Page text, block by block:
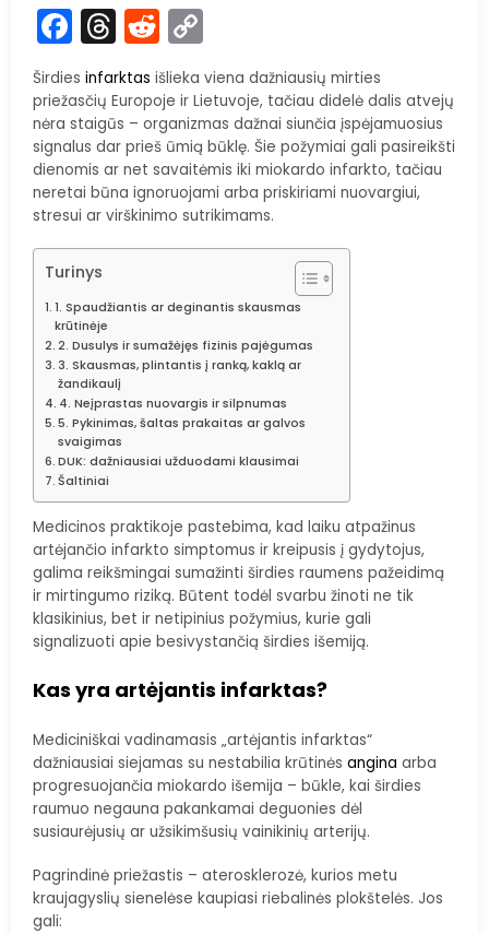
Facebook
Threads
Reddit
Link
Širdies infarktas išlieka viena dažniausių mirties
priežasčių Europoje ir Lietuvoje, tačiau didelė dalis atvejų
nėra staigūs – organizmas dažnai siunčia įspėjamuosius
signalus dar prieš ūmią būklę. Šie požymiai gali pasireikšti
dienomis ar net savaitėmis iki miokardo infarkto, tačiau
neretai būna ignoruojami arba priskiriami nuovargiui,
stresui ar virškinimo sutrikimams.
Turinys
1. Spaudžiantis ar deginantis skausmas
krūtinėje
2. Dusulys ir sumažėjęs fizinis pajėgumas
3. Skausmas, plintantis į ranką, kaklą ar
žandikaulį
4. Neįprastas nuovargis ir silpnumas
5. Pykinimas, šaltas prakaitas ar galvos
svaigimas
DUK: dažniausiai užduodami klausimai
Šaltiniai
Medicinos praktikoje pastebima, kad laiku atpažinus
artėjančio infarkto simptomus ir kreipusis į gydytojus,
galima reikšmingai sumažinti širdies raumens pažeidimą
ir mirtingumo riziką. Būtent todėl svarbu žinoti ne tik
klasikinius, bet ir netipinius požymius, kurie gali
signalizuoti apie besivystančią širdies išemiją.
Kas yra artėjantis infarktas?
Mediciniškai vadinamasis „artėjantis infarktas“
dažniausiai siejamas su nestabilia krūtinės angina arba
progresuojančia miokardo išemija – būkle, kai širdies
raumuo negauna pakankamai deguonies dėl
susiaurėjusių ar užsikimšusių vainikinių arterijų.
Pagrindinė priežastis – aterosklerozė, kurios metu
kraujagyslių sienelėse kaupiasi riebalinės plokštelės. Jos
gali: